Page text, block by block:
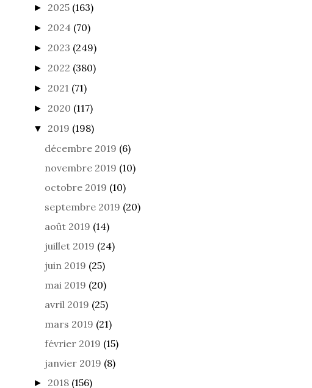
► 2025 (163)
► 2024 (70)
► 2023 (249)
► 2022 (380)
► 2021 (71)
► 2020 (117)
▼ 2019 (198)
décembre 2019 (6)
novembre 2019 (10)
octobre 2019 (10)
septembre 2019 (20)
août 2019 (14)
juillet 2019 (24)
juin 2019 (25)
mai 2019 (20)
avril 2019 (25)
mars 2019 (21)
février 2019 (15)
janvier 2019 (8)
► 2018 (156)